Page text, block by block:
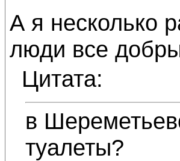
А я несколько
люди все
Цитата:
в
туалеты?